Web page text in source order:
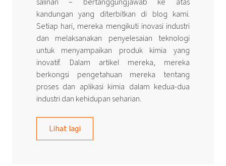
kandungan yang diterbitkan di blog kami.
Setiap hari, mereka mengikuti inovasi industri
dan melaksanakan penyelesaian teknologi
untuk menyampaikan produk kimia yang
inovatif. Dalam artikel mereka, mereka
berkongsi pengetahuan mereka tentang
proses dan aplikasi kimia dalam kedua-dua
industri dan kehidupan seharian.
Lihat lagi